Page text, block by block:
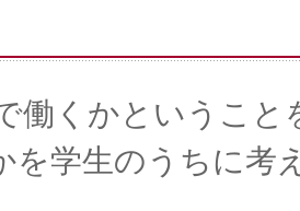
働くかということ
を学生のうちに考